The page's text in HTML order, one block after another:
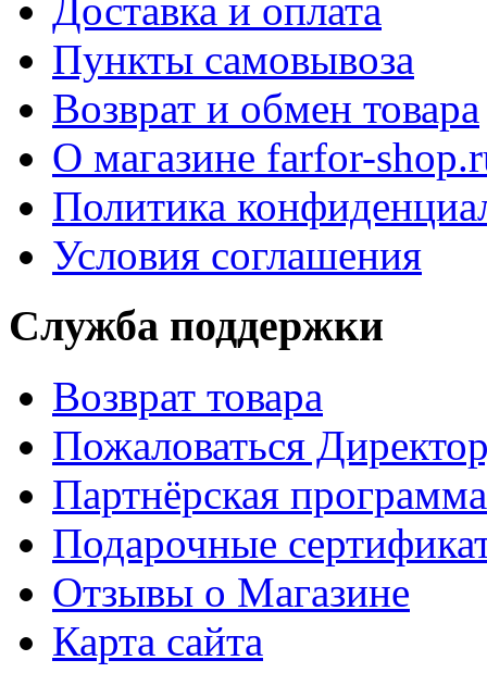
Доставка и оплата
Пункты самовывоза
Возврат и обмен товара
О магазине farfor-
Политика
Условия соглашения
Служба поддержки
Возврат товара
Пожаловаться
Партнёрская программа
Подарочные
Отзывы о Магазине
Карта сайта